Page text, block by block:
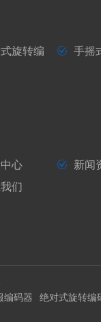
旋转编
手摇
心 新闻
们
编码器 绝对式旋转编